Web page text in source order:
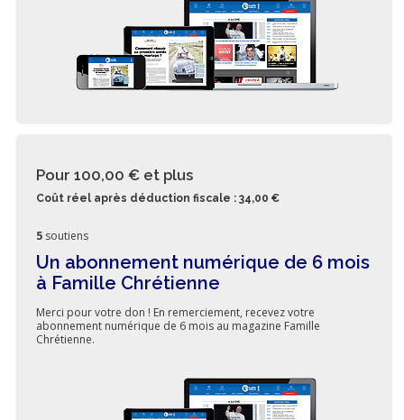
Pour 100,00 € et plus
Coût réel après déduction fiscale : 34,00 €
5 soutiens
Un abonnement numérique de 6 mois
à Famille Chrétienne
Merci pour votre don ! En remerciement, recevez votre
abonnement numérique de 6 mois au magazine Famille
Chrétienne.